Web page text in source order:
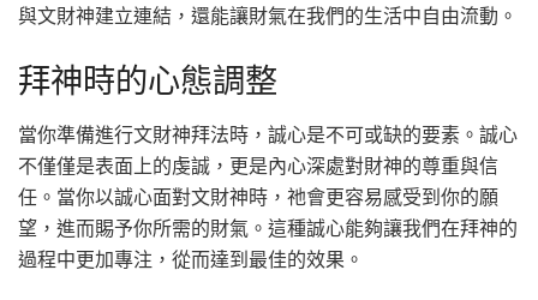
與文財神建立連結，還能讓財氣在我們的生活中自由流動。
拜神時的心態調整
當你準備進行文財神拜法時，誠心是不可或缺的要素。誠心
不僅僅是表面上的虔誠，更是內心深處對財神的尊重與信
任。當你以誠心面對文財神時，祂會更容易感受到你的願
望，進而賜予你所需的財氣。這種誠心能夠讓我們在拜神的
過程中更加專注，從而達到最佳的效果。